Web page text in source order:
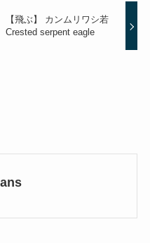
【飛ぶ】 カンムリワシ若
Crested serpent eagle